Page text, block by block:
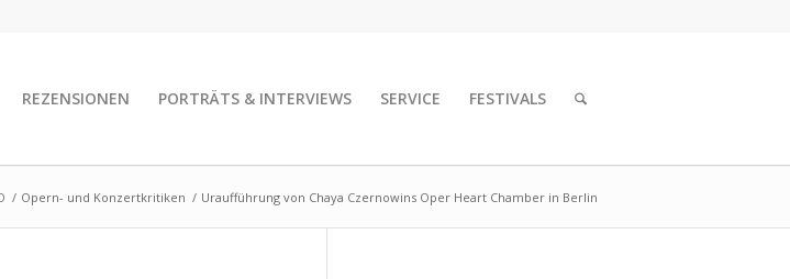
REZENSIONEN PORTRÄTS & INTERVIEWS SERVICE FESTIVALS
/ Opern- und Konzertkritiken / Uraufführung von Chaya Czernowins Oper Heart Chamber in Berlin